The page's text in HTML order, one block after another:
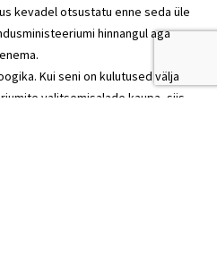
kevadel otsustatu enne seda üle
hinnangul aga
Kui seni on kulutused välja
valitsemisalade kaupa, siis